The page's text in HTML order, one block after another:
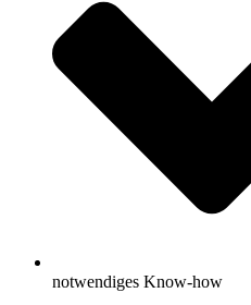
notwendiges Know-how